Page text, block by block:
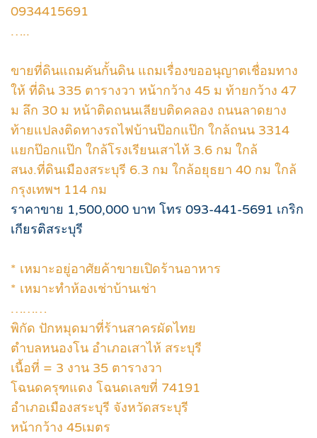
0934415691
…..
ขายที่ดินแถมคันกั้นดิน แถมเรื่องขออนุญาตเชื่อมทาง
ให้ ที่ดิน 335 ตารางวา หน้ากว้าง 45 ม ท้ายกว้าง 47
ม ลึก 30 ม หน้าติดถนนเลียบติดคลอง ถนนลาดยาง
ท้ายแปลงติดทางรถไฟบ้านป๊อกแป๊ก ใกล้ถนน 3314
แยกป๊อกแป๊ก ใกล้โรงเรียนเสาไห้ 3.6 กม ใกล้
สนง.ที่ดินเมืองสระบุรี 6.3 กม ใกล้อยุธยา 40 กม ใกล้
กรุงเทพฯ 114 กม
ราคาขาย 1,500,000 บาท โทร 093-441-5691 เกริก
เกียรติสระบุรี
* เหมาะอยู่อาศัยค้าขายเปิดร้านอาหาร
* เหมาะทำห้องเช่าบ้านเช่า
………
พิกัด ปักหมุดมาที่ร้านสาครผัดไทย
ตำบลหนองโน อำเภอเสาไห้ สระบุรี
เนื้อที่ = 3 งาน 35 ตารางวา
โฉนดครุฑแดง โฉนดเลขที่ 74191
อำเภอเมืองสระบุรี จังหวัดสระบุรี
หน้ากว้าง 45เมตร